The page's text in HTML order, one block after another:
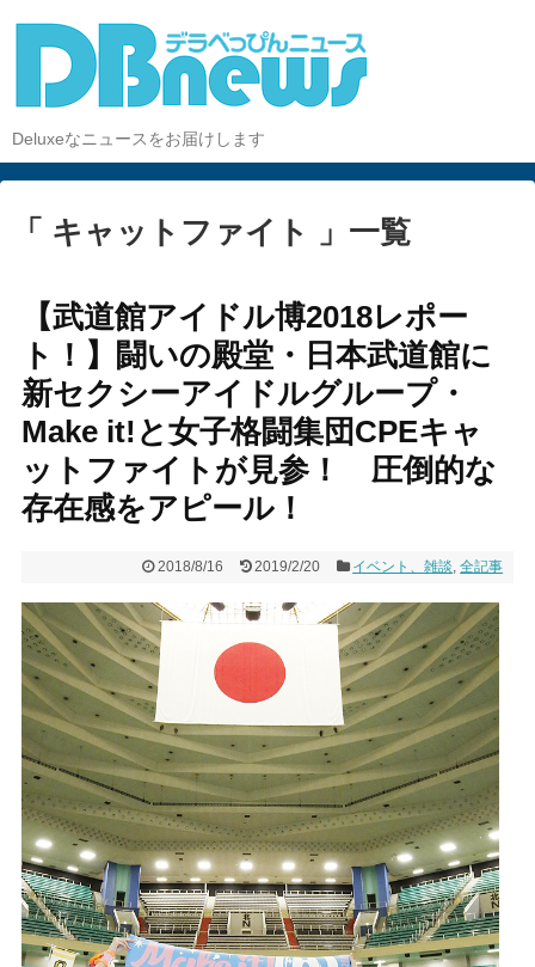
Deluxeなニュースをお届けします
「 キャットファイト 」一覧
【武道館アイドル博2018レポー
ト！】闘いの殿堂・日本武道館に
新セクシーアイドルグループ・
Make it!と女子格闘集団CPEキャ
ットファイトが見参！ 圧倒的な
存在感をアピール！
2018/8/16 2019/2/20 イベント、雑談,全記事